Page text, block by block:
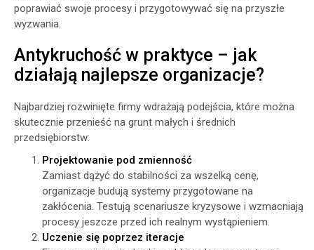
poprawiać swoje procesy i przygotowywać się na przyszłe
wyzwania.
Antykruchość w praktyce – jak
działają najlepsze organizacje?
Najbardziej rozwinięte firmy wdrażają podejścia, które można
skutecznie przenieść na grunt małych i średnich
przedsiębiorstw:
Projektowanie pod zmienność
Zamiast dążyć do stabilności za wszelką cenę,
organizacje budują systemy przygotowane na
zakłócenia. Testują scenariusze kryzysowe i wzmacniają
procesy jeszcze przed ich realnym wystąpieniem.
Uczenie się poprzez iteracje